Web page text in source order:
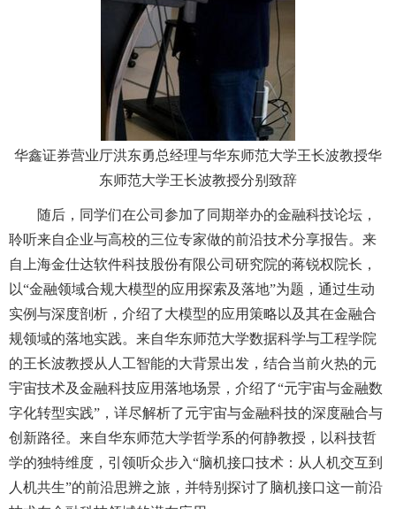
华鑫证券营业厅洪东勇总经理与华东师范大学王长波教授华
东师范大学王长波教授分别致辞
随后，同学们在公司参加了同期举办的金融科技论坛，
聆听来自企业与高校的三位专家做的前沿技术分享报告。来
自上海金仕达软件科技股份有限公司研究院的蒋锐权院长，
以“金融领域合规大模型的应用探索及落地”为题，通过生动
实例与深度剖析，介绍了大模型的应用策略以及其在金融合
规领域的落地实践。来自华东师范大学数据科学与工程学院
的王长波教授从人工智能的大背景出发，结合当前火热的元
宇宙技术及金融科技应用落地场景，介绍了“元宇宙与金融数
字化转型实践”，详尽解析了元宇宙与金融科技的深度融合与
创新路径。来自华东师范大学哲学系的何静教授，以科技哲
学的独特维度，引领听众步入“脑机接口技术：从人机交互到
人机共生”的前沿思辨之旅，并特别探讨了脑机接口这一前沿